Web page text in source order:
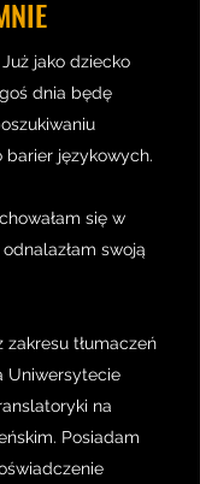
jako dziecko
dnia będę
barier językowych.
się w
swoją
zakresu tłumaczeń
Uniwersytecie
na
Posiadam